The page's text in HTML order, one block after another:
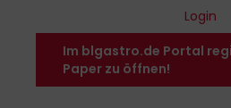
Login
Im blgastro.de Portal
Paper zu öffnen!